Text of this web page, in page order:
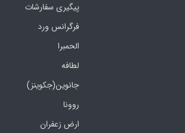
پیگیری سفارشات
فرگرانس ورد
الحمبرا
لطافه
جانوین(جکوینز)
روونا
ارض زعفران